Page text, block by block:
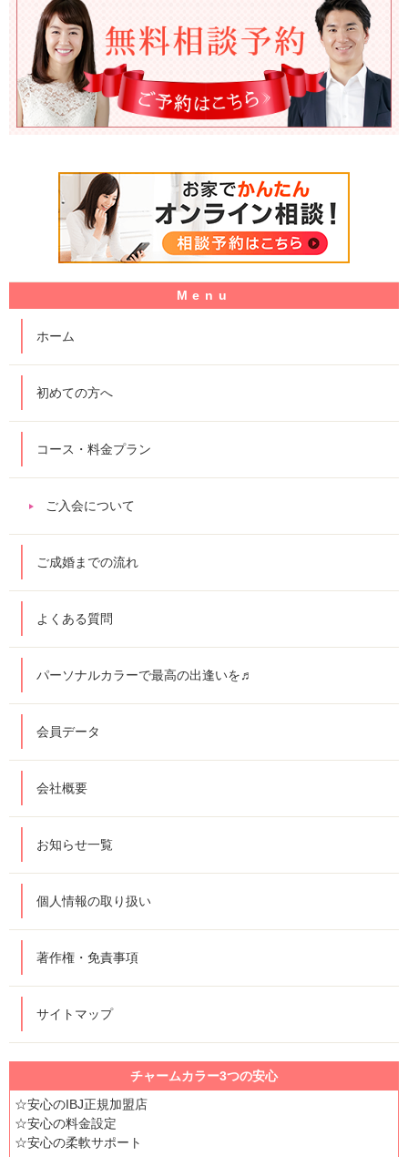
ホーム
初めての方へ
コース・料金プラン
ご入会について
ご成婚までの流れ
よくある質問
パーソナルカラーで最高の出逢いを♬
会員データ
会社概要
お知らせ一覧
個人情報の取り扱い
著作権・免責事項
サイトマップ
チャームカラー3つの安心
☆安心のIBJ正規加盟店
☆安心の料金設定
☆安心の柔軟サポート